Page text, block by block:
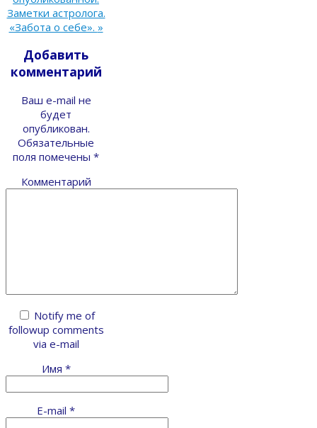
Заметки астролога.
«Забота о себе». »
Добавить
комментарий
Ваш e-mail не
будет
опубликован.
Обязательные
поля помечены *
Комментарий
Notify me of
followup comments
via e-mail
Имя *
E-mail *